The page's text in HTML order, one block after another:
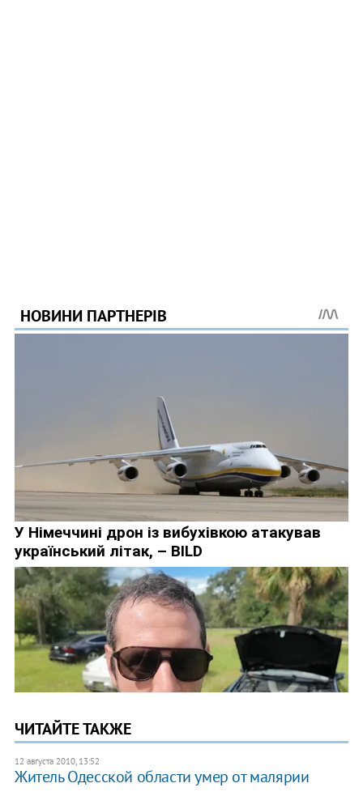
ЧИТАЙТЕ ТАКЖЕ
12 августа 2010, 13:52
Житель Одесской области умер от малярии